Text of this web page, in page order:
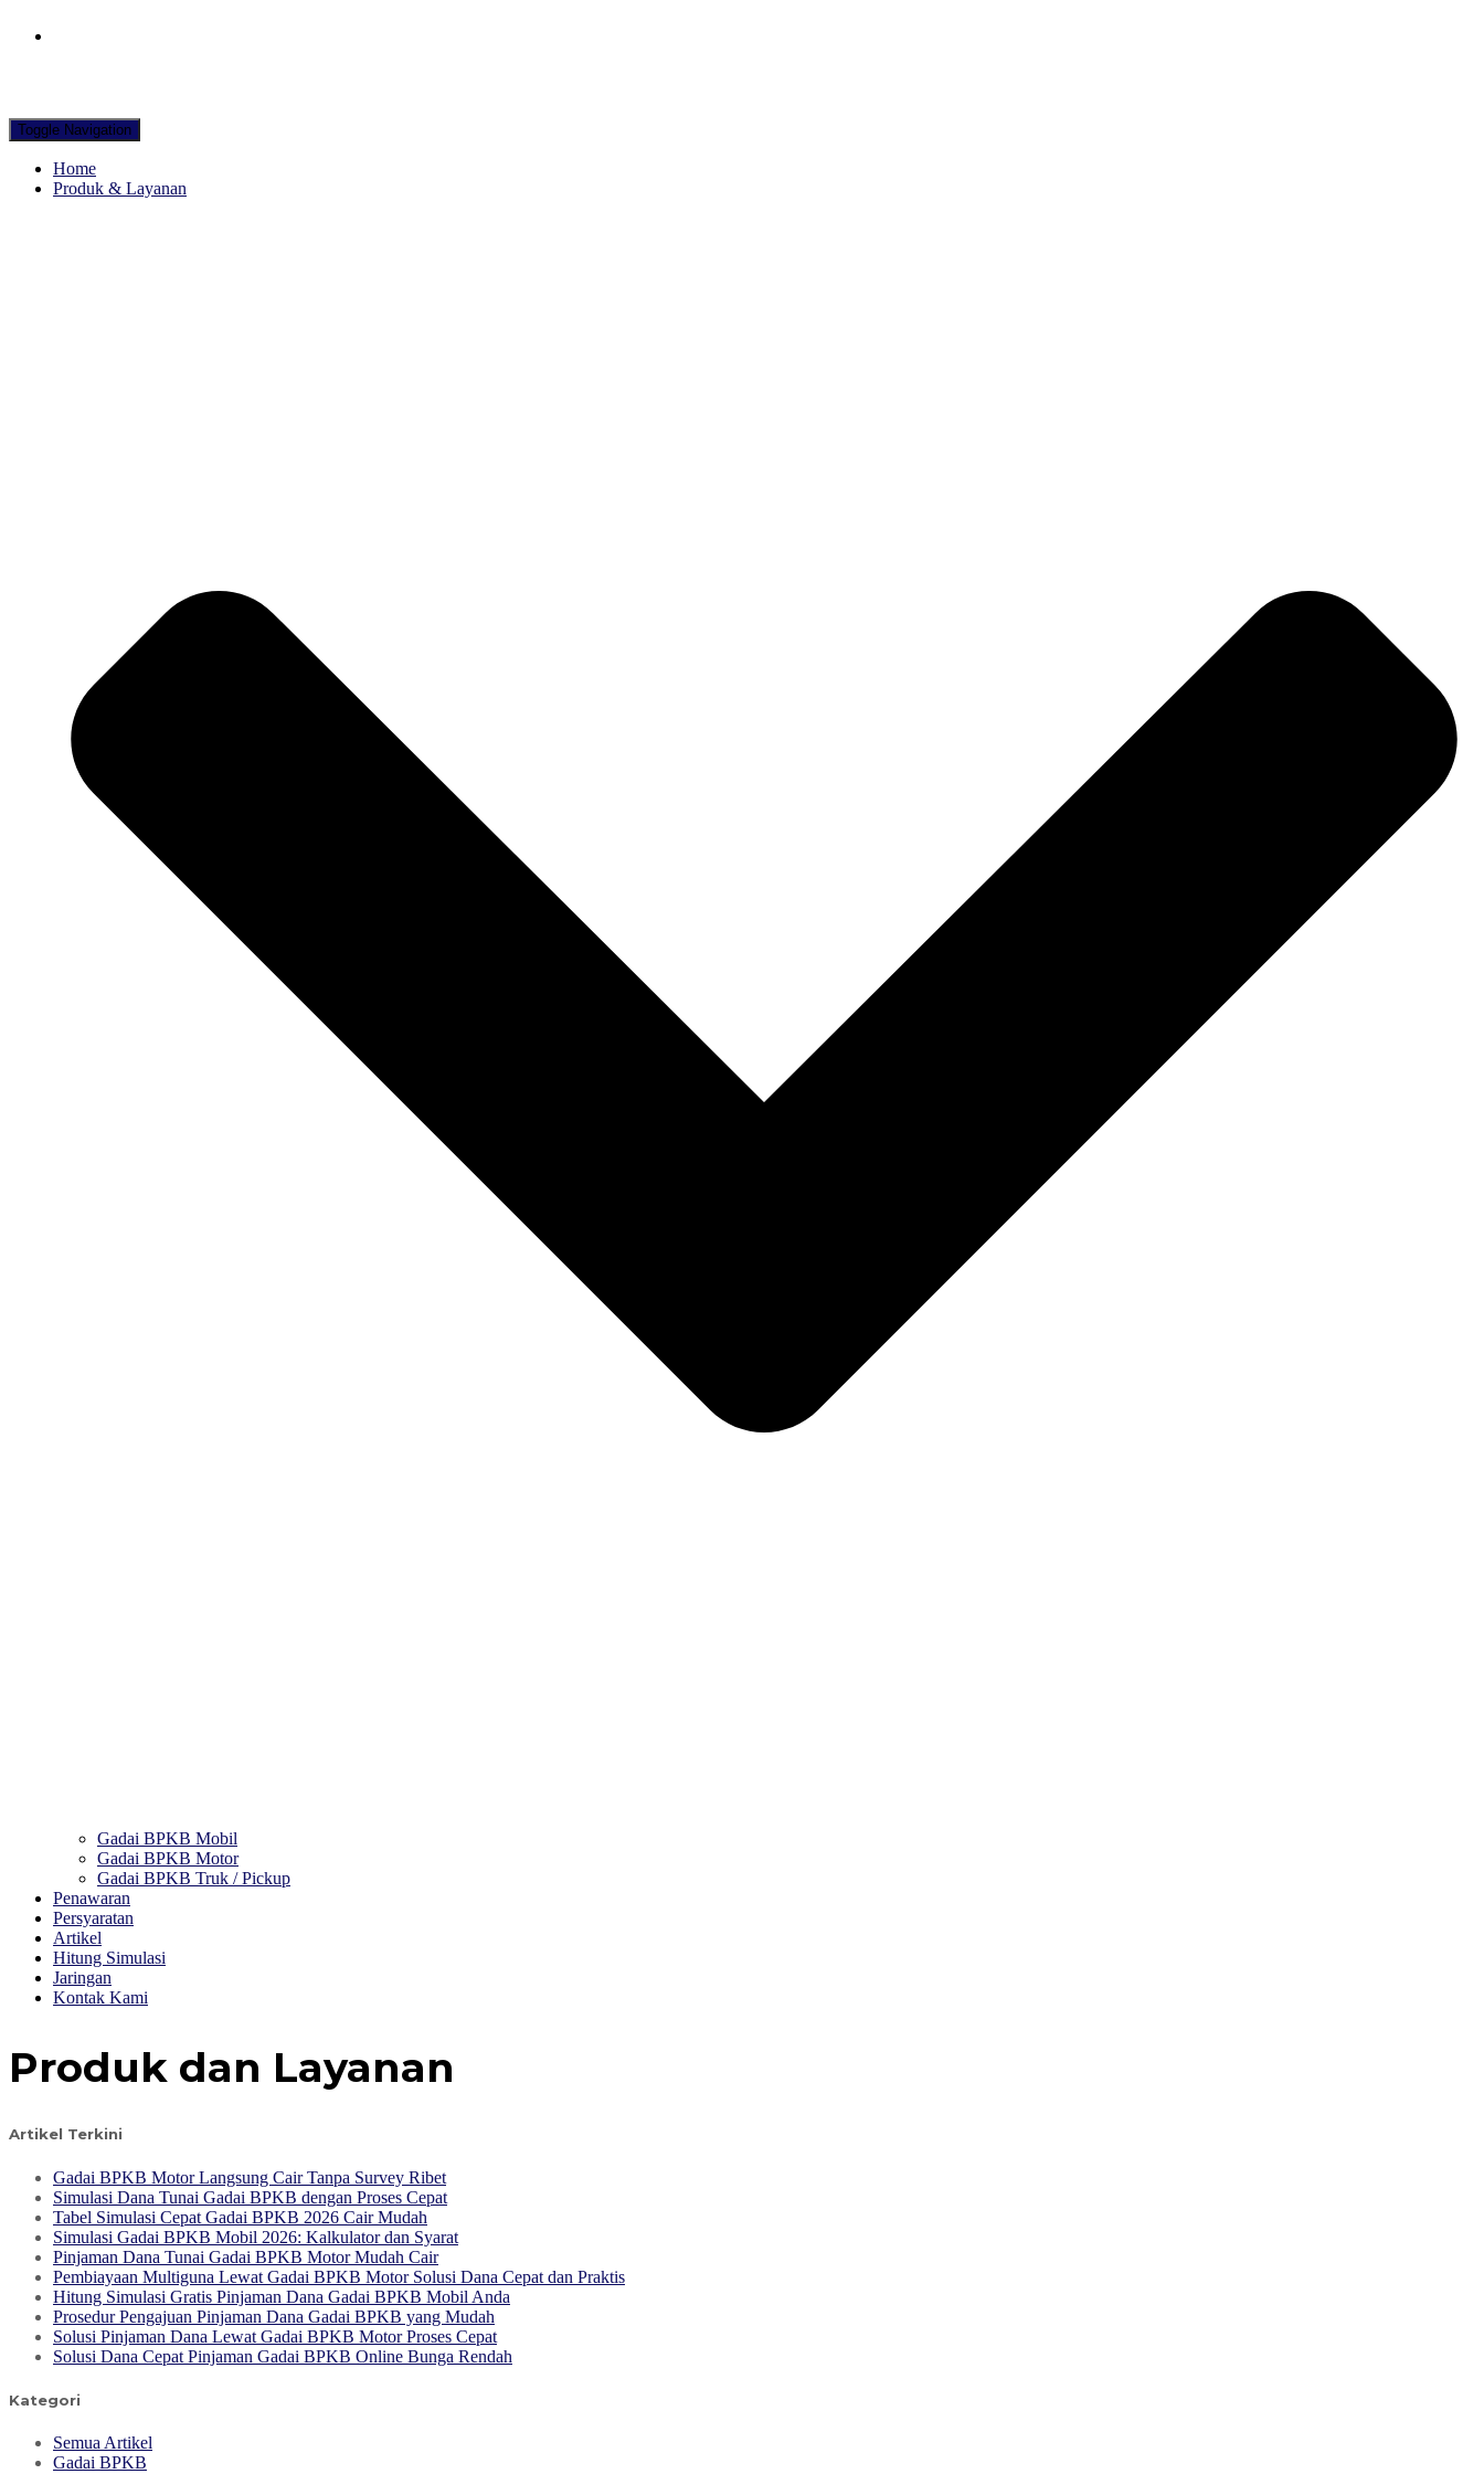
Toggle Navigation
Home
Produk & Layanan
Gadai BPKB Mobil
Gadai BPKB Motor
Gadai BPKB Truk / Pickup
Penawaran
Persyaratan
Artikel
Hitung Simulasi
Jaringan
Kontak Kami
Produk dan Layanan
Artikel Terkini
Gadai BPKB Motor Langsung Cair Tanpa Survey Ribet
Simulasi Dana Tunai Gadai BPKB dengan Proses Cepat
Tabel Simulasi Cepat Gadai BPKB 2026 Cair Mudah
Simulasi Gadai BPKB Mobil 2026: Kalkulator dan Syarat
Pinjaman Dana Tunai Gadai BPKB Motor Mudah Cair
Pembiayaan Multiguna Lewat Gadai BPKB Motor Solusi Dana Cepat dan Praktis
Hitung Simulasi Gratis Pinjaman Dana Gadai BPKB Mobil Anda
Prosedur Pengajuan Pinjaman Dana Gadai BPKB yang Mudah
Solusi Pinjaman Dana Lewat Gadai BPKB Motor Proses Cepat
Solusi Dana Cepat Pinjaman Gadai BPKB Online Bunga Rendah
Kategori
Semua Artikel
Gadai BPKB